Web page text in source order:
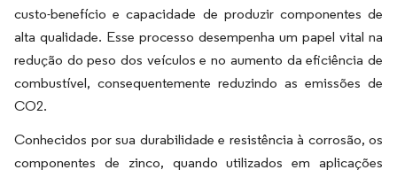
custo-benefício e capacidade de produzir componentes de
alta qualidade. Esse processo desempenha um papel vital na
redução do peso dos veículos e no aumento da eficiência de
combustível, consequentemente reduzindo as emissões de
CO2.
Conhecidos por sua durabilidade e resistência à corrosão, os
componentes de zinco, quando utilizados em aplicações